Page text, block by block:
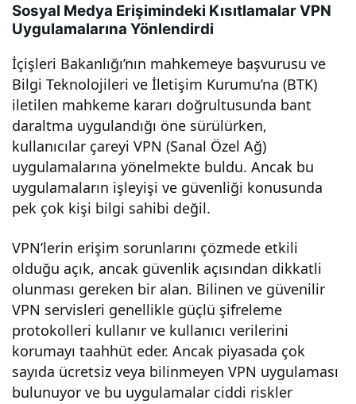
Sosyal Medya Erişimindeki Kısıtlamalar VPN
Uygulamalarına Yönlendirdi
İçişleri Bakanlığı’nın mahkemeye başvurusu ve
Bilgi Teknolojileri ve İletişim Kurumu’na (BTK)
iletilen mahkeme kararı doğrultusunda bant
daraltma uygulandığı öne sürülürken,
kullanıcılar çareyi VPN (Sanal Özel Ağ)
uygulamalarına yönelmekte buldu. Ancak bu
uygulamaların işleyişi ve güvenliği konusunda
pek çok kişi bilgi sahibi değil.
VPN’lerin erişim sorunlarını çözmede etkili
olduğu açık, ancak güvenlik açısından dikkatli
olunması gereken bir alan. Bilinen ve güvenilir
VPN servisleri genellikle güçlü şifreleme
protokolleri kullanır ve kullanıcı verilerini
korumayı taahhüt eder. Ancak piyasada çok
sayıda ücretsiz veya bilinmeyen VPN uygulaması
bulunuyor ve bu uygulamalar ciddi riskler
ban
t
dara
ltma
ve
enli
ikile